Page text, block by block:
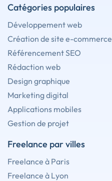
Catégories populaires
Développement web
Création de site e-commerce
Référencement SEO
Rédaction web
Design graphique
Marketing digital
Applications mobiles
Gestion de projet
Freelance par villes
Freelance à Paris
Freelance à Lyon